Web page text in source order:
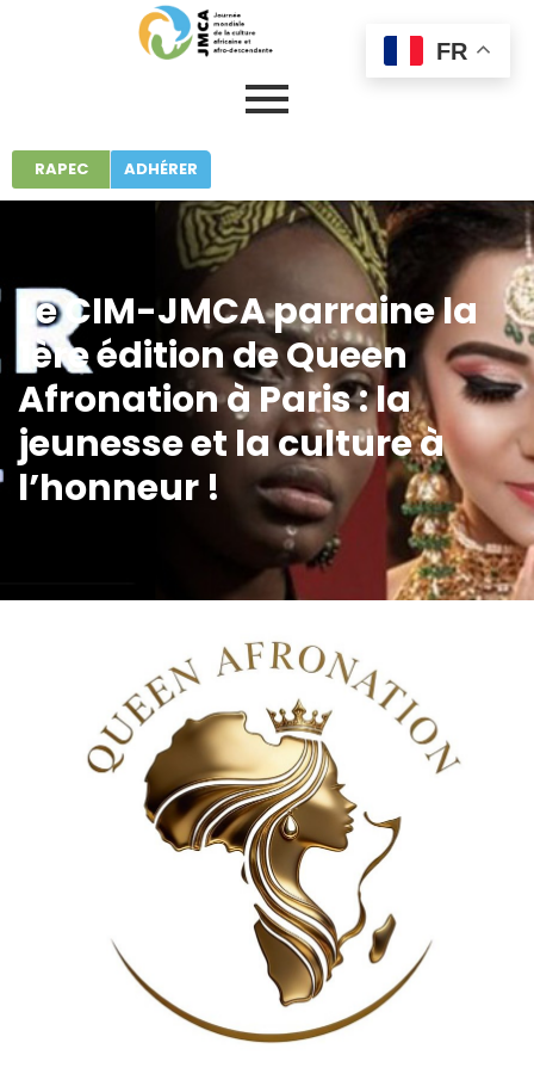
RAPEC ADHÉRER
Le CIM-JMCA parraine la
1ère édition de Queen
Afronation à Paris : la
jeunesse et la culture à
l’honneur !
FR